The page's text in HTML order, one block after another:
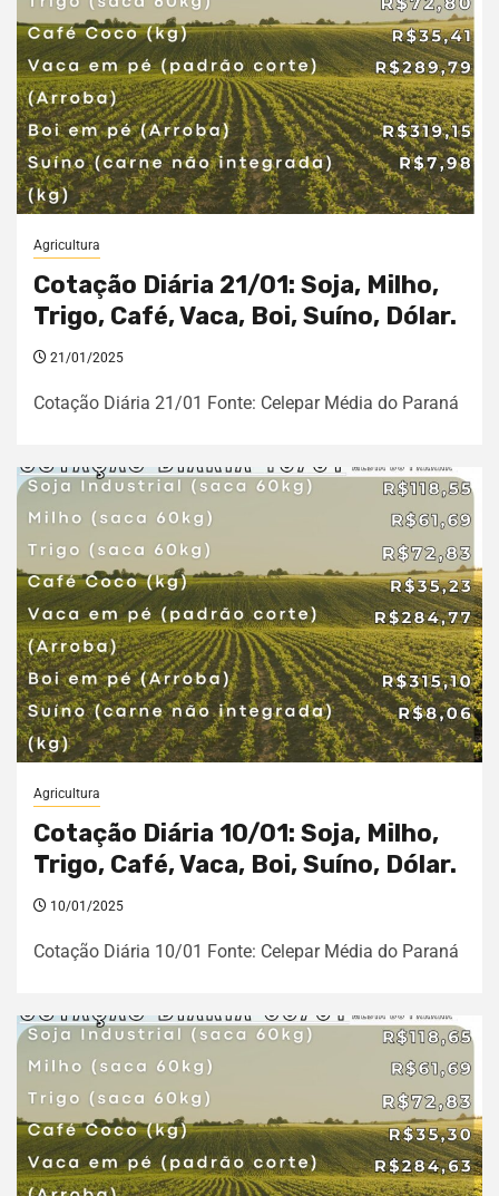
Agricultura
Cotação Diária 21/01: Soja, Milho,
Trigo, Café, Vaca, Boi, Suíno, Dólar.
21/01/2025
Cotação Diária 21/01 Fonte: Celepar Média do Paraná
Agricultura
Cotação Diária 10/01: Soja, Milho,
Trigo, Café, Vaca, Boi, Suíno, Dólar.
10/01/2025
Cotação Diária 10/01 Fonte: Celepar Média do Paraná